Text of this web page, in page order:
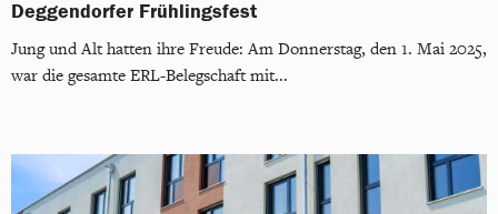
Deggendorfer Frühlingsfest
Jung und Alt hatten ihre Freude: Am Donnerstag, den 1. Mai 2025,
war die gesamte ERL-Belegschaft mit...